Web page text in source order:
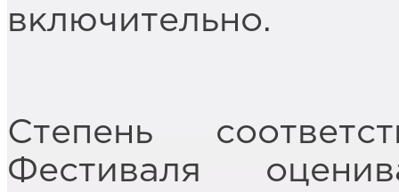
включительно.
Степень
Фестиваля